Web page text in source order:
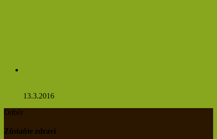
13.3.2016
Odběr
Zůstaňte zdraví